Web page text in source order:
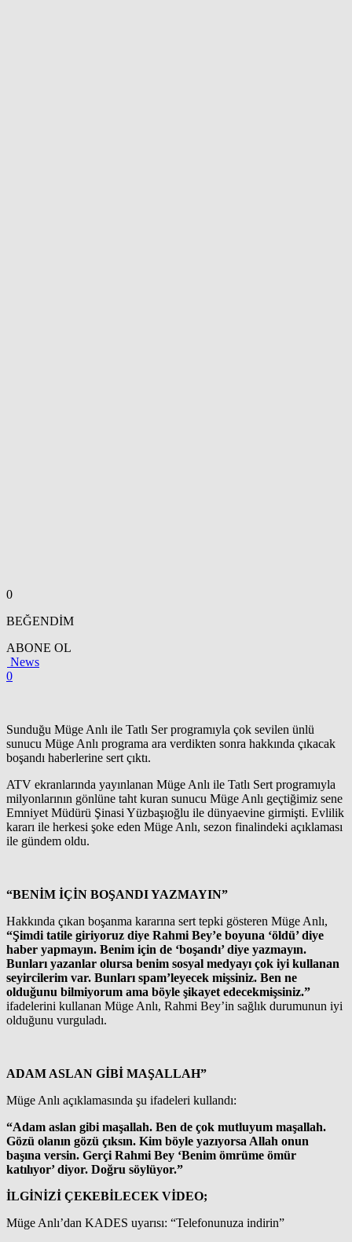
0
BEĞENDİM
ABONE OL
News
0
Sunduğu Müge Anlı ile Tatlı Ser programıyla çok sevilen ünlü
sunucu Müge Anlı programa ara verdikten sonra hakkında çıkacak
boşandı haberlerine sert çıktı.
ATV ekranlarında yayınlanan Müge Anlı ile Tatlı Sert programıyla
milyonlarının gönlüne taht kuran sunucu Müge Anlı geçtiğimiz sene
Emniyet Müdürü Şinasi Yüzbaşıoğlu ile dünyaevine girmişti. Evlilik
kararı ile herkesi şoke eden Müge Anlı, sezon finalindeki açıklaması
ile gündem oldu.
“BENİM İÇİN BOŞANDI YAZMAYIN”
Hakkında çıkan boşanma kararına sert tepki gösteren Müge Anlı,
“Şimdi tatile giriyoruz diye Rahmi Bey’e boyuna ‘öldü’ diye
haber yapmayın. Benim için de ‘boşandı’ diye yazmayın.
Bunları yazanlar olursa benim sosyal medyayı çok iyi kullanan
seyircilerim var. Bunları spam’leyecek mişsiniz. Ben ne
olduğunu bilmiyorum ama böyle şikayet edecekmişsiniz.”
ifadelerini kullanan Müge Anlı, Rahmi Bey’in sağlık durumunun iyi
olduğunu vurguladı.
ADAM ASLAN GİBİ MAŞALLAH”
Müge Anlı açıklamasında şu ifadeleri kullandı:
“Adam aslan gibi maşallah. Ben de çok mutluyum maşallah.
Gözü olanın gözü çıksın. Kim böyle yazıyorsa Allah onun
başına versin. Gerçi Rahmi Bey ‘Benim ömrüme ömür
katılıyor’ diyor. Doğru söylüyor.”
İLGİNİZİ ÇEKEBİLECEK VİDEO;
Müge Anlı’dan KADES uyarısı: “Telefonunuza indirin”